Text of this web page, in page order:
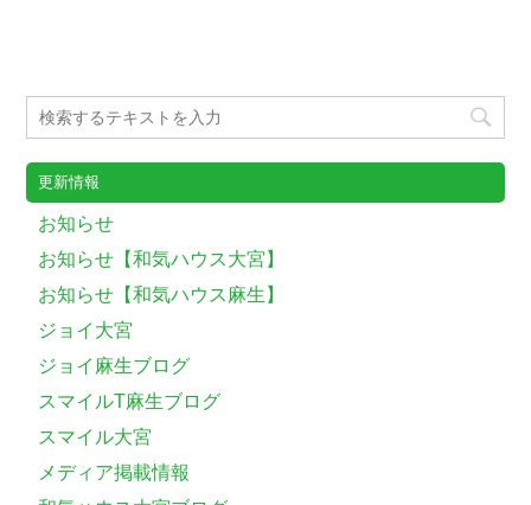
更新情報
お知らせ
お知らせ【和気ハウス大宮】
お知らせ【和気ハウス麻生】
ジョイ大宮
ジョイ麻生ブログ
スマイルT麻生ブログ
スマイル大宮
メディア掲載情報